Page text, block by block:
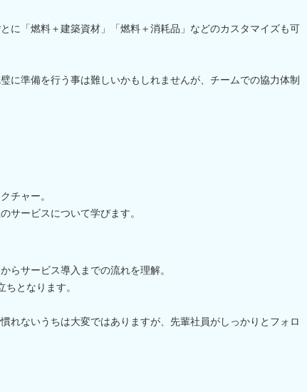
に「燃料＋建築資材」「燃料＋消耗品」などのカスタマイズも可
に準備を行う事は難しいかもしれませんが、チームでの協力体制
チャー。
サービスについて学びます。
らサービス導入までの流れを理解。
ちとなります。
れないうちは大変ではありますが、先輩社員がしっかりとフォロ